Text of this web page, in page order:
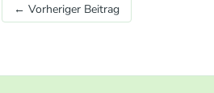
← Vorheriger Beitrag